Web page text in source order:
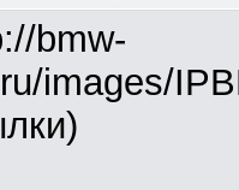
bmw-
images/